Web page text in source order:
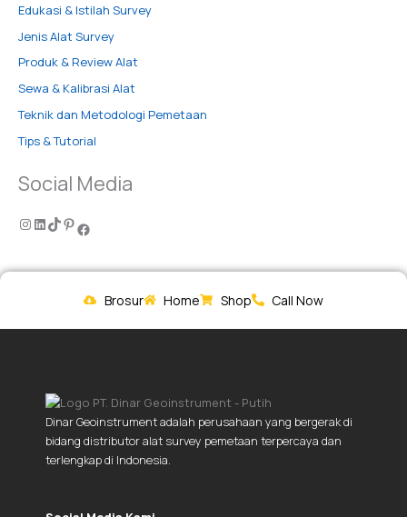
Edukasi & Istilah Survey
Jenis Alat Survey
Produk & Review Alat
Sewa & Kalibrasi Alat
Teknik dan Metodologi Pemetaan
Tips & Tutorial
Social Media
Brosur Home Shop Call Now
Dinar Geoinstrument adalah perusahaan yang bergerak di
bidang distributor alat survey pemetaan terpercaya dan
terlengkap di Indonesia.